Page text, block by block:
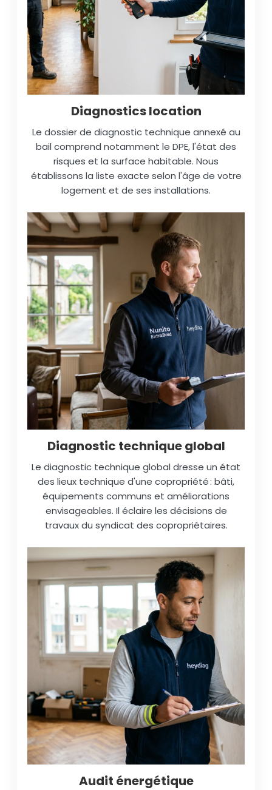
Diagnostics location
Le dossier de diagnostic technique annexé au
bail comprend notamment le DPE, l'état des
risques et la surface habitable. Nous
établissons la liste exacte selon l'âge de votre
logement et de ses installations.
Diagnostic technique global
Le diagnostic technique global dresse un état
des lieux technique d'une copropriété : bâti,
équipements communs et améliorations
envisageables. Il éclaire les décisions de
travaux du syndicat des copropriétaires.
Audit énergétique